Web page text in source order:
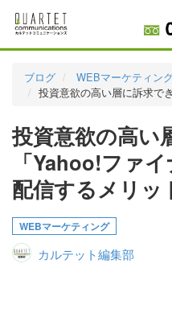
料金表
実績・お客様の声
初めて導入をお考えの方
代理店の乗り換えをお考えの
広告代理店・HP制作会社様へ
お申し込みから運用開始まで
ブログ
WEBマーケティン
投資意欲の高い層に訴求で
投資意欲の高い
「Yahoo!ファ
配信するメリッ
WEBマーケティング
カルテット編集部